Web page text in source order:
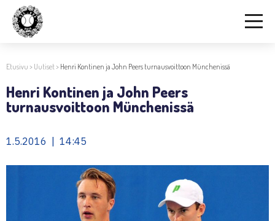
Etusivu > Uutiset> Henri Kontinen ja John Peers turnausvoittoon Münchenissä
Henri Kontinen ja John Peers
turnausvoittoon Münchenissä
1.5.2016 | 14:45